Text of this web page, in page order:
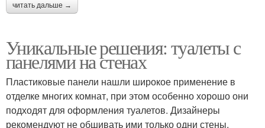
читать дальше →
Уникальные решения: туалеты с
панелями на стенах
Пластиковые панели нашли широкое применение в
отделке многих комнат, при этом особенно хорошо они
подходят для оформления туалетов. Дизайнеры
рекомендуют не обшивать ими только одни стены.